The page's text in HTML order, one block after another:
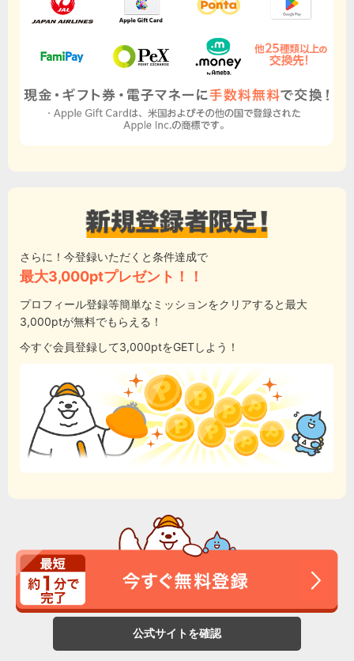
さらに！今登録いただくと条件達成で
最大3,000ptプレゼント！！
プロフィール登録等簡単なミッションをクリアすると最大
3,000ptが無料でもらえる！
今すぐ会員登録して3,000ptをGETしよう！
公式サイトを確認